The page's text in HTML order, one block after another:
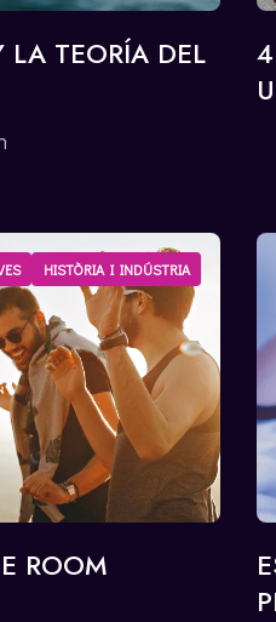
LA TEORÍA DEL
HISTÒRIA I INDÚSTRIA
ROOM